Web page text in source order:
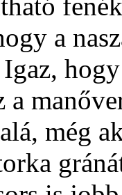
a
Igaz,
a
még